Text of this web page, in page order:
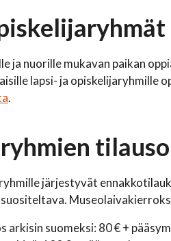
ja nuorille mukavan paikan
lapsi- ja opiskelijaryhmille
.
järjestyvät
arkisin suomeksi: 80 € +